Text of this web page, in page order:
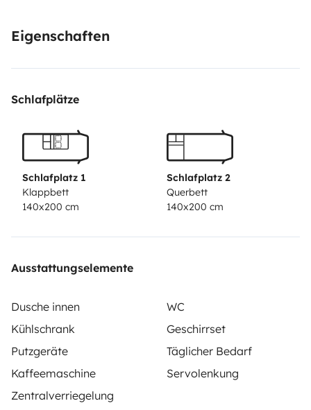
Eigenschaften
Schlafplätze
Schlafplatz 1
Klappbett
140x200 cm
Schlafplatz 2
Querbett
140x200 cm
Ausstattungselemente
Dusche innen
WC
Kühlschrank
Geschirrset
Putzgeräte
Täglicher Bedarf
Kaffeemaschine
Servolenkung
Zentralverriegelung